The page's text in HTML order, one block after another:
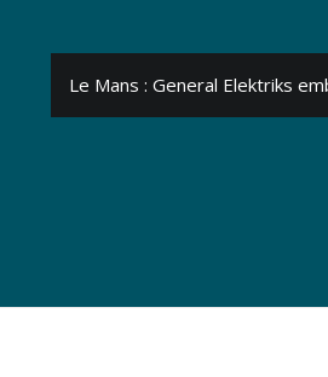
Le Mans : General Elektriks